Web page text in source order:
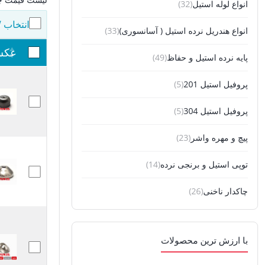
انواع لوله استیل(32)
انواع هندریل نرده استیل ( آسانسوری)(33)
پایه نرده استیل و حفاظ(49)
پروفیل استیل 201 (5)
پروفیل استیل 304 (5)
پیچ و مهره واشر (23)
توپی استیل و برنجی نرده(14)
چاکدار ناخنی(26)
درپوش استیل و برنجی(21)
با ارزش ترین محصولات